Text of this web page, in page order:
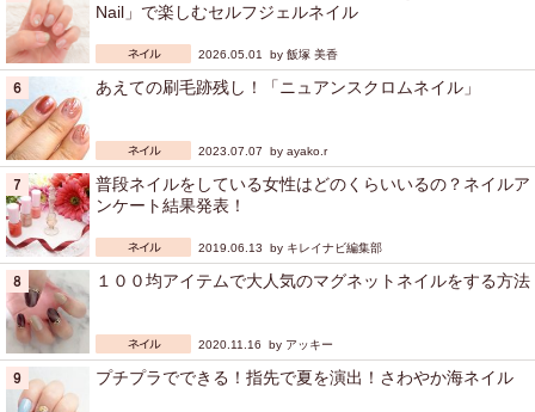
Nail」で楽しむセルフジェルネイル
2026.05.01 by 飯塚 美香
あえての刷毛跡残し！「ニュアンスクロムネイル」
2023.07.07 by ayako.r
普段ネイルをしている女性はどのくらいいるの？ネイルア
ンケート結果発表！
2019.06.13 by キレイナビ編集部
１００均アイテムで大人気のマグネットネイルをする方法
2020.11.16 by アッキー
プチプラでできる！指先で夏を演出！さわやか海ネイル